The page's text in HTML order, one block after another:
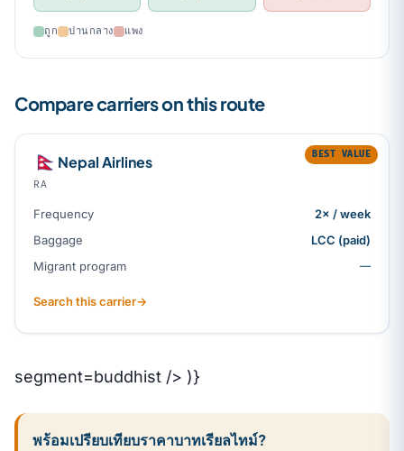
ถูก ปานกลาง แพง
Compare carriers on this route
BEST VALUE
🇳🇵 Nepal Airlines
RA
Frequency
2× / week
Baggage
LCC (paid)
Migrant program
—
Search this carrier→
segment=buddhist /> )}
พร้อมเปรียบเทียบราคาบาทเรียลไทม์?